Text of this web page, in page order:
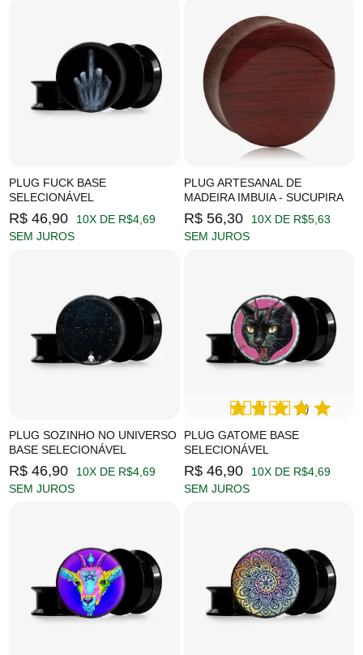
PLUG FUCK BASE
SELECIONÁVEL
R$ 46,90
10X DE R$4,69
SEM JUROS
PLUG ARTESANAL DE
MADEIRA IMBUIA - SUCUPIRA
R$ 56,30
10X DE R$5,63
SEM JUROS
PLUG SOZINHO NO UNIVERSO
BASE SELECIONÁVEL
R$ 46,90
10X DE R$4,69
SEM JUROS
PLUG GATOME BASE
SELECIONÁVEL
(1)
R$ 46,90
10X DE R$4,69
SEM JUROS